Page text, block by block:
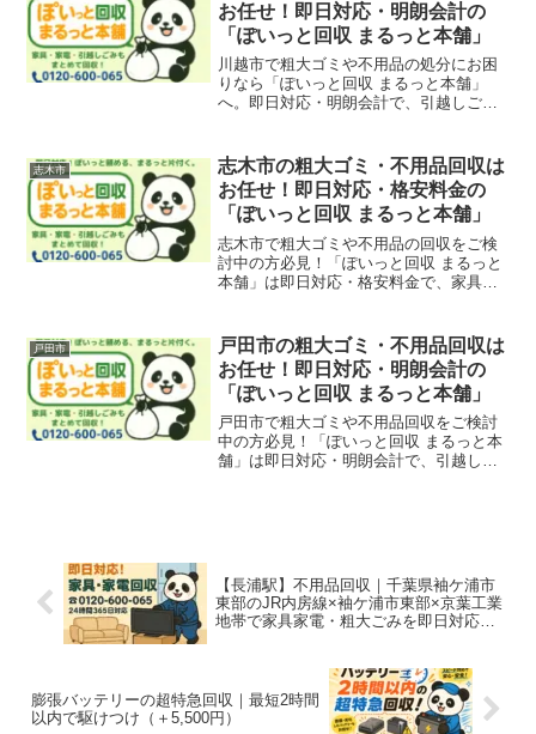
お任せ！即日対応・明朗会計の
「ぽいっと回収 まるっと本舗」
川越市で粗大ゴミや不用品の処分にお困
りなら「ぽいっと回収 まるっと本舗」
へ。即日対応・明朗会計で、引越しごみ
応しています。
志木市
志木市の粗大ゴミ・不用品回収は
お任せ！即日対応・格安料金の
「ぽいっと回収 まるっと本舗」
志木市で粗大ゴミや不用品の回収をご検
討中の方必見！「ぽいっと回収 まるっと
本舗」は即日対応・格安料金で、家具・
戸田市
戸田市の粗大ゴミ・不用品回収は
お任せ！即日対応・明朗会計の
「ぽいっと回収 まるっと本舗」
戸田市で粗大ゴミや不用品回収をご検討
中の方必見！「ぽいっと回収 まるっと本
舗」は即日対応・明朗会計で、引越しご
【長浦駅】不用品回収｜千葉県袖ケ浦市
東部のJR内房線×袖ケ浦市東部×京葉工業
地帯で家具家電・粗大ごみを即日対応＆
膨張バッテリーの超特急回収｜最短2時間
以内で駆けつけ（＋5,500円）